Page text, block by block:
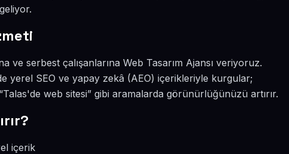
ve serbest çalışanlarına Web Tasarım Ajansı veriyoruz.
yerel SEO ve yapay zekâ (AEO) içerikleriyle kurgular;
web sitesi” gibi aramalarda görünürlüğünüzü artırır.
içerik